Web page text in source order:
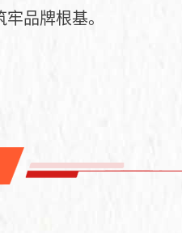
品牌根基。